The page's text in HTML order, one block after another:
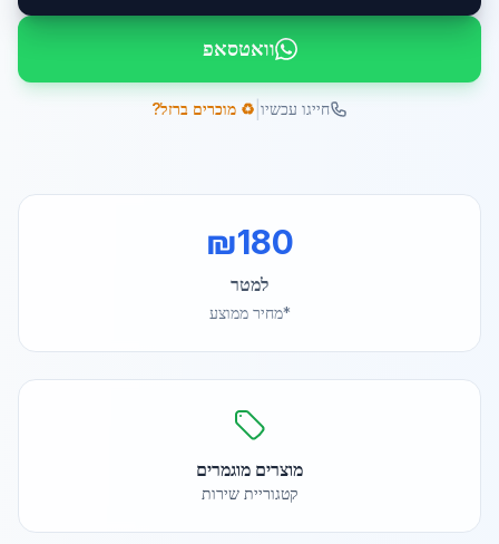
וואטסאפ
חייגו עכשיו ♻️ מוכרים ברזל?
₪180
למטר
*מחיר ממוצע
מוצרים מוגמרים
קטגוריית שירות